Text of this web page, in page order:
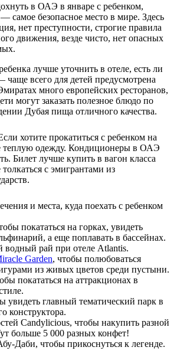
в ОАЭ в январе с ребенком,
самое безопасное место в мире. Здесь
нет преступности, строгие правила
движения, везде чисто, нет опасных
лучше уточнить в отеле, есть ли
всего для детей предусмотрена
много европейских ресторанов,
могут заказать полезное блюдо по
Дубая пища отличного качества.
хотите прокатиться с ребенком на
теплую одежду. Кондиционеры в ОАЭ
Билет лучше купить в вагон класса
с эмигрантами из
и места, куда поехать с ребенком
покататься на горках, увидеть
а еще поплавать в бассейнах.
водный рай при отеле Atlantis.
Garden, чтобы полюбоваться
из живых цветов среди пустыни.
покататься на аттракционах в
увидеть главный тематический парк в
конструктора.
Candylicious, чтобы накупить разной
больше 5 000 разных конфет!
Даби, чтобы прикоснуться к легенде.